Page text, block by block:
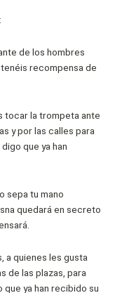
de los hombres
recompensa de
tocar la trompeta ante
y por las calles para
que ya han
sepa tu mano
quedará en secreto
a quienes les gusta
de las plazas, para
que ya han recibido su